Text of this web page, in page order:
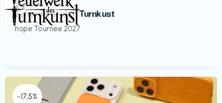
Veranstaltung
Feuerwerk der Turnkust
hope Tournee 2027
€€‎
-17,5%